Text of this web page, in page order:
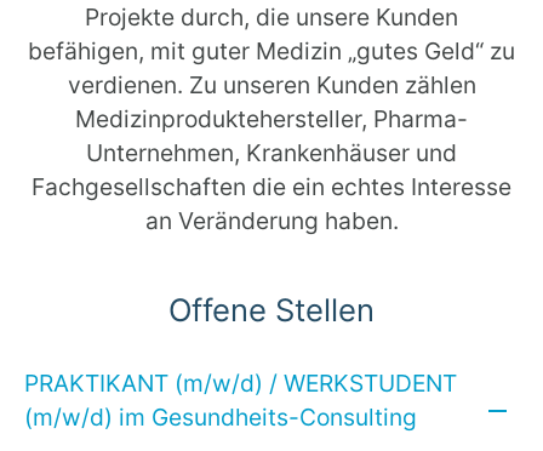
Projekte durch, die unsere Kunden
befähigen, mit guter Medizin „gutes Geld“ zu
verdienen. Zu unseren Kunden zählen
Medizinproduktehersteller, Pharma-
Unternehmen, Krankenhäuser und
Fachgesellschaften die ein echtes Interesse
an Veränderung haben.
Offene Stellen
PRAKTIKANT (m/w/d) / WERKSTUDENT
(m/w/d) im Gesundheits-Consulting